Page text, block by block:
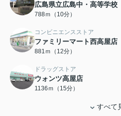
広島県立広島中・高等学校
788ｍ（10分）
コンビニエンスストア
ファミリーマート西高屋店
881ｍ（12分）
ドラッグストア
ウォンツ高屋店
1136ｍ（15分）
すべて